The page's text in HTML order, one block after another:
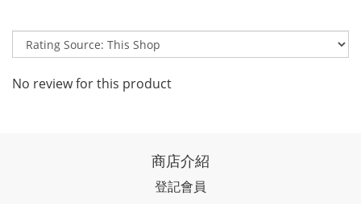
No review for this product
商店介紹
登記會員